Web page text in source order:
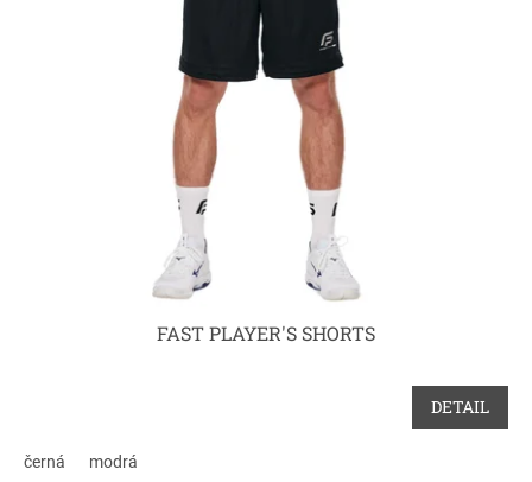
FAST PLAYER'S SHORTS
DETAIL
černá modrá